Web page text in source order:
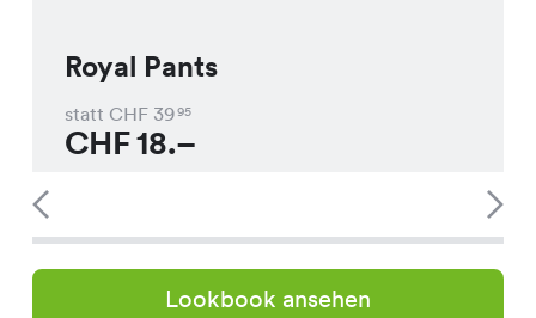
Royal Pants
statt CHF 3995
CHF18.–
Lookbook ansehen